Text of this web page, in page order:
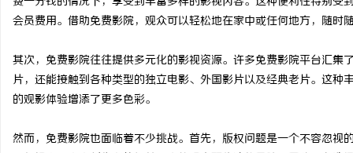
会员费用。借助免费影院，观众可以轻松地在家中或任何地方，随时
其次，免费影院往往提供多元化的影视资源。许多免费影院平台汇
片，还能接触到各种类型的独立电影、外国影片以及经典老片。这
的观影体验增添了更多色彩。
然而，免费影院也面临着不少挑战。首先，版权问题是一个不容忽